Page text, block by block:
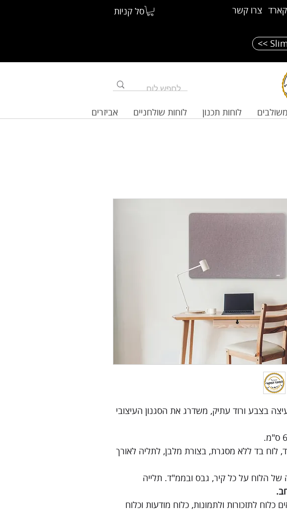
סל קניות צרו קשר
לוחות תכנון לוחות שולחניים אביזרים
בצבע ורוד עתיק, משדרג את הסגנון העיצובי
לוח בד ללא מסגרת, בצורת מלבן, לתליה לאורך
של הלוח על כל קיר, גבס ובממ"ד. תלייה
כלוח לתזכורות ולתמונות, כלוח מודעות וכלוח